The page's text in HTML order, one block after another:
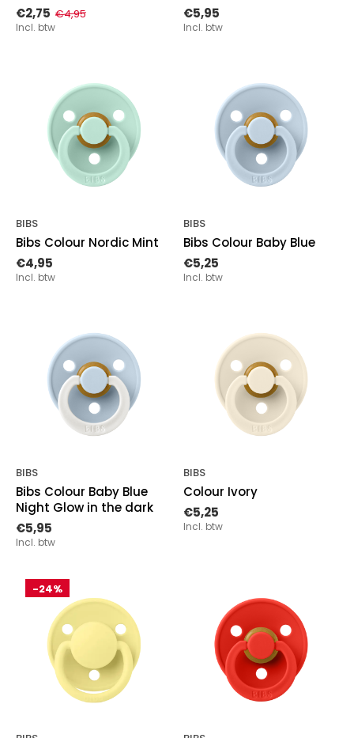
€2,75 €4,95
Incl. btw
€5,95
Incl. btw
BIBS
Bibs Colour Nordic Mint
€4,95
Incl. btw
BIBS
Bibs Colour Baby Blue
€5,25
Incl. btw
BIBS
Bibs Colour Baby Blue
Night Glow in the dark
€5,95
Incl. btw
BIBS
Colour Ivory
€5,25
Incl. btw
-24%